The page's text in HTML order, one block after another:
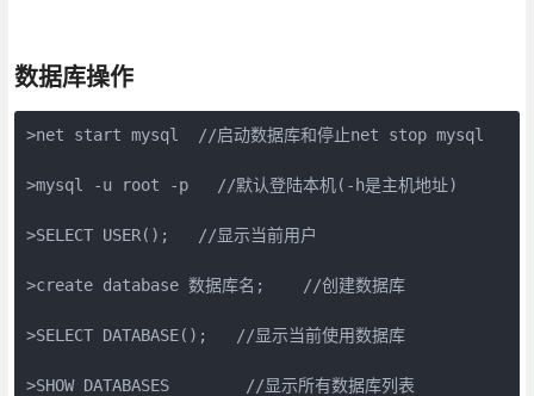
数据库操作
>net start mysql  //启动数据库和停止net stop mysql
>mysql -u root -p   //默认登陆本机(-h是主机地址)
>SELECT USER();   //显示当前用户
>create database 数据库名;    //创建数据库
>SELECT DATABASE();   //显示当前使用数据库
>SHOW DATABASES        //显示所有数据库列表